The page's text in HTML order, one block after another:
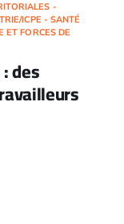
-
ICPE - SANTÉ
ET FORCES DE
des